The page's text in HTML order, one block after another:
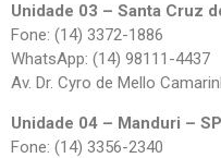
Unidade 03 – Santa Cruz
Fone: (14) 3372-1886
WhatsApp: (14) 98111-4437
Av. Dr. Cyro de Mello
Unidade 04 – Manduri – SP
Fone: (14) 3356-2340